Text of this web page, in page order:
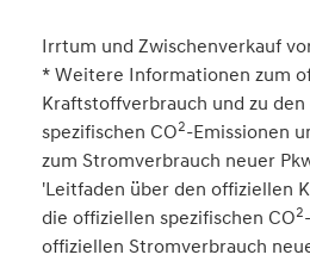
Irrtum und Zwischenverkauf
* Weitere Informationen zum
Kraftstoffverbrauch und zu
spezifischen CO2-Emissionen
zum Stromverbrauch neuer
'Leitfaden über den offiziellen
die offiziellen spezifischen CO2
offiziellen Stromverbrauch